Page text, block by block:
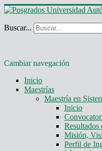
Buscar...
Cambiar navegación
Inicio
Maestrías
Maestría en
Inicio
Resultados
Misión,
Perfil de